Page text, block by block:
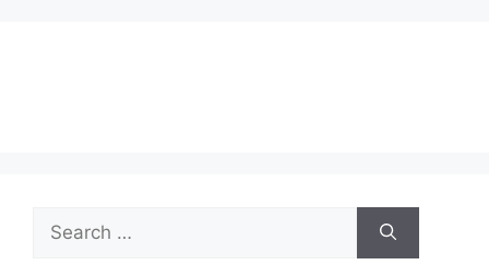
Search
for: